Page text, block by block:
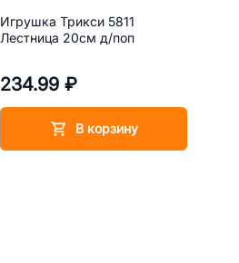
Игрушка Трикси 5811
Лестница 20см д/поп
234.99 ₽
В корзину